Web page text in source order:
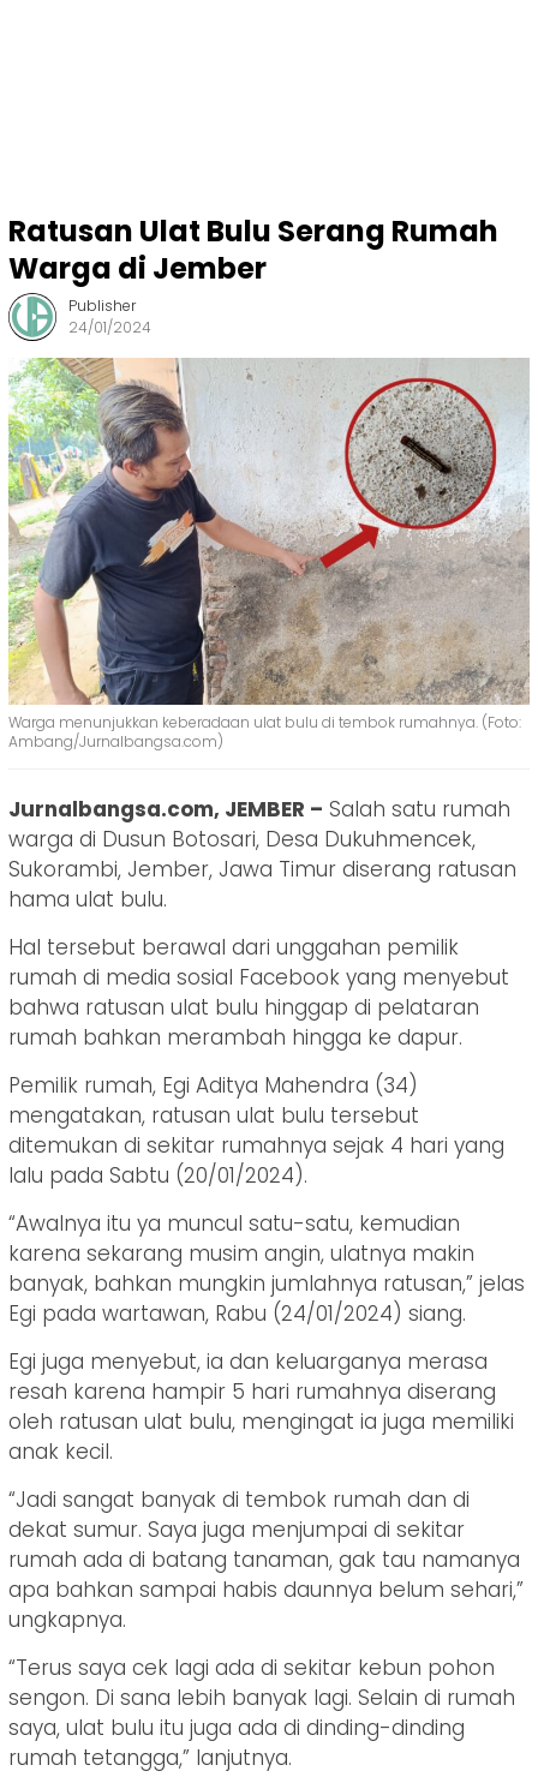
Ratusan Ulat Bulu Serang Rumah
Warga di Jember
Publisher
24/01/2024
Warga menunjukkan keberadaan ulat bulu di tembok rumahnya. (Foto:
Ambang/Jurnalbangsa.com)
Jurnalbangsa.com, JEMBER – Salah satu rumah
warga di Dusun Botosari, Desa Dukuhmencek,
Sukorambi, Jember, Jawa Timur diserang ratusan
hama ulat bulu.
Hal tersebut berawal dari unggahan pemilik
rumah di media sosial Facebook yang menyebut
bahwa ratusan ulat bulu hinggap di pelataran
rumah bahkan merambah hingga ke dapur.
Pemilik rumah, Egi Aditya Mahendra (34)
mengatakan, ratusan ulat bulu tersebut
ditemukan di sekitar rumahnya sejak 4 hari yang
lalu pada Sabtu (20/01/2024).
“Awalnya itu ya muncul satu-satu, kemudian
karena sekarang musim angin, ulatnya makin
banyak, bahkan mungkin jumlahnya ratusan,” jelas
Egi pada wartawan, Rabu (24/01/2024) siang.
Egi juga menyebut, ia dan keluarganya merasa
resah karena hampir 5 hari rumahnya diserang
oleh ratusan ulat bulu, mengingat ia juga memiliki
anak kecil.
“Jadi sangat banyak di tembok rumah dan di
dekat sumur. Saya juga menjumpai di sekitar
rumah ada di batang tanaman, gak tau namanya
apa bahkan sampai habis daunnya belum sehari,”
ungkapnya.
“Terus saya cek lagi ada di sekitar kebun pohon
sengon. Di sana lebih banyak lagi. Selain di rumah
saya, ulat bulu itu juga ada di dinding-dinding
rumah tetangga,” lanjutnya.